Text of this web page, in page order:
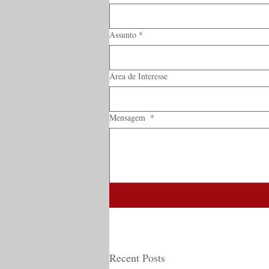
Assunto *
Área de Interesse
Mensagem *
Recent Posts